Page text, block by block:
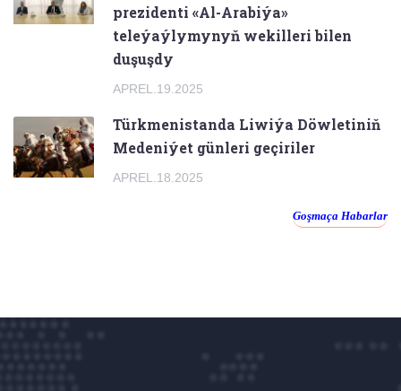
prezidenti «Al-Arabiýa»
teleýaýlymynyň wekilleri bilen
duşuşdy
APREL.19.2025
Türkmenistanda Liwiýa Döwletiniň
Medeniýet günleri geçiriler
APREL.18.2025
Goşmaça Habarlar